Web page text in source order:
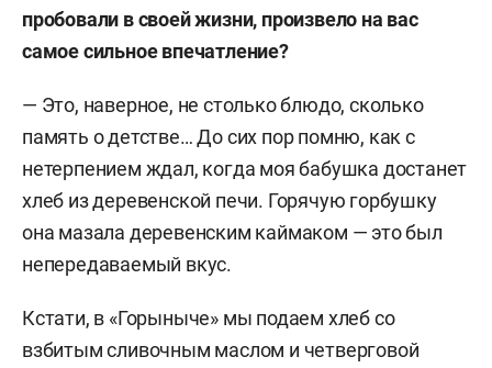
пробовали в своей жизни, произвело на вас
самое сильное впечатление?
— Это, наверное, не столько блюдо, сколько
память о детстве… До сих пор помню, как с
нетерпением ждал, когда моя бабушка достанет
хлеб из деревенской печи. Горячую горбушку
она мазала деревенским каймаком — это был
непередаваемый вкус.
Кстати, в «Горыныче» мы подаем хлеб со
взбитым сливочным маслом и четверговой